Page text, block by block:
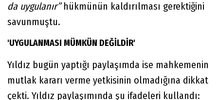
da uygulanır”hükmünün kaldırılması gerektiğini
savunmuştu.
'UYGULANMASI MÜMKÜN DEĞİLDİR'
Yıldız bugün yaptığı paylaşımda ise mahkemenin
mutlak kararı verme yetkisinin olmadığına dikkat
çekti. Yıldız paylaşımında şu ifadeleri kullandı: